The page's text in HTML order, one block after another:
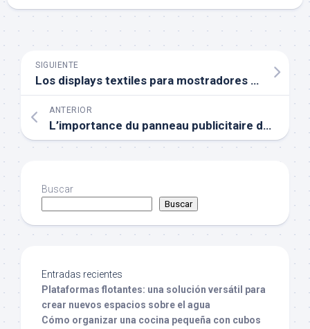
SIGUIENTE
Los displays textiles para mostradores de eventos
ANTERIOR
L’importance du panneau publicitaire dans un magasin
Buscar
Buscar
Entradas recientes
Plataformas flotantes: una solución versátil para
crear nuevos espacios sobre el agua
Cómo organizar una cocina pequeña con cubos